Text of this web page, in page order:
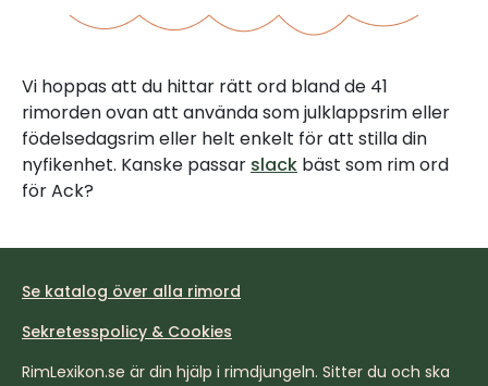
Vi hoppas att du hittar rätt ord bland de 41
rimorden ovan att använda som julklappsrim eller
födelsedagsrim eller helt enkelt för att stilla din
nyfikenhet. Kanske passar slack bäst som rim ord
för Ack?
Se katalog över alla rimord
Sekretesspolicy & Cookies
RimLexikon.se är din hjälp i rimdjungeln. Sitter du och ska